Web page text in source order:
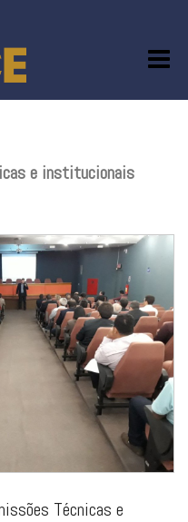
e institucionais
Técnicas e